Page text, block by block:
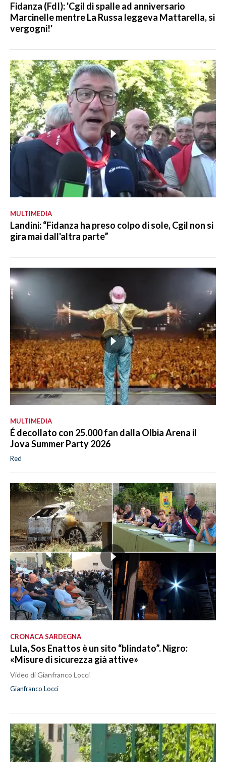
Fidanza (FdI): 'Cgil di spalle ad anniversario
Marcinelle mentre La Russa leggeva Mattarella, si
vergogni!'
MULTIMEDIA
Landini: “Fidanza ha preso colpo di sole, Cgil non si
gira mai dall'altra parte”
MULTIMEDIA
É decollato con 25.000 fan dalla Olbia Arena il
Jova Summer Party 2026
Red
CRONACA SARDEGNA
Lula, Sos Enattos è un sito “blindato”. Nigro:
«Misure di sicurezza già attive»
Video di Gianfranco Locci
Gianfranco Locci